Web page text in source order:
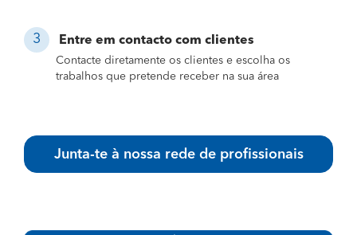
Entre em contacto com clientes
Contacte diretamente os clientes e escolha os
trabalhos que pretende receber na sua área
Junta-te à nossa rede de profissionais